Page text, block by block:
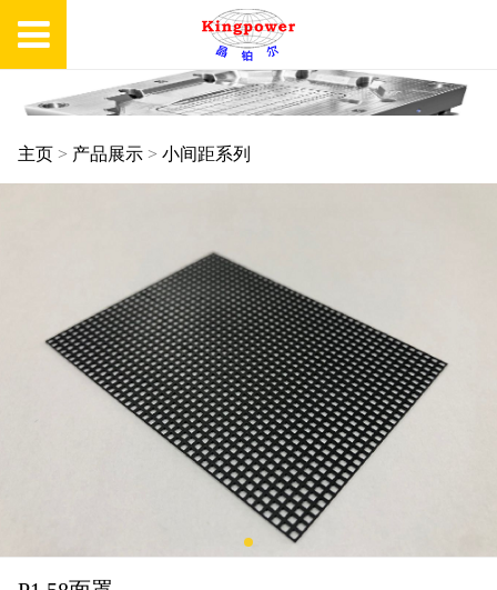
主页> 产品展示> 小间距系列